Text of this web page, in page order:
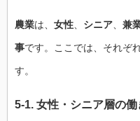
農業は、 女性 シニア 兼
事です。ここでは、それぞ
す。
5-1. 女性 ・ シニア層の働